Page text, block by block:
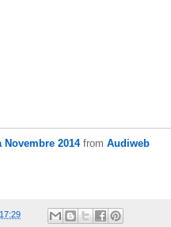
2014 from Audiweb
17:29